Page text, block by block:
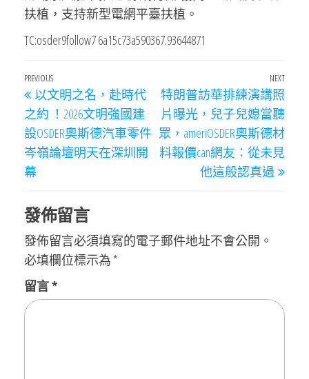
扶植，支持新型電網平臺扶植。
TC:osder9follow7 6a15c73a590367.93644871
文
章
導
覽
Previous
Post
PREVIOUS
以文明之名，赴時代
之約 ！2026文明強國建
設OSDER奧斯德汽車零件
岑嶺論壇明天在深圳開
幕
Next
NEXT
特朗普訪華排練演講照
片曝光，兒子兒媳當聽
眾，ameriOSDER奧斯德材
料報價can網友：從未見
他這般認真過
發佈留言
發佈留言必須填寫的電子郵件地址不會公開。
必填欄位標示為 *
留言*